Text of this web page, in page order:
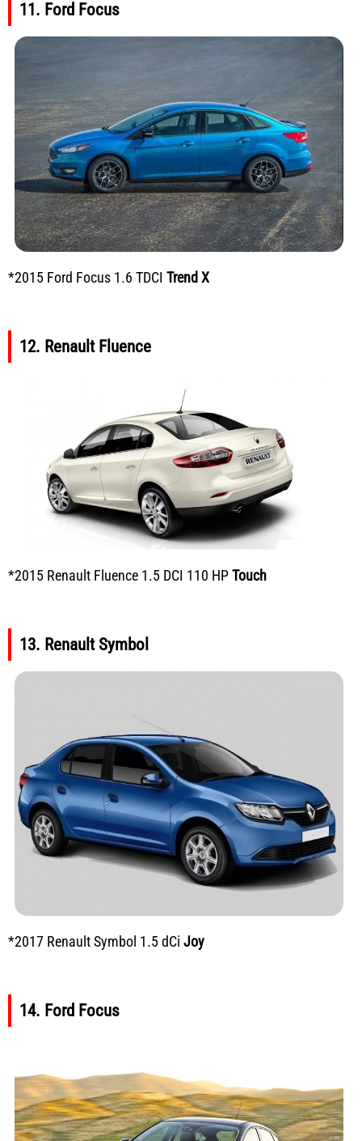
11. Ford Focus
*2015 Ford Focus 1.6 TDCI Trend X
12. Renault Fluence
*2015 Renault Fluence 1.5 DCI 110 HPTouch
13. Renault Symbol
*2017 Renault Symbol 1.5 dCi Joy
14. Ford Focus